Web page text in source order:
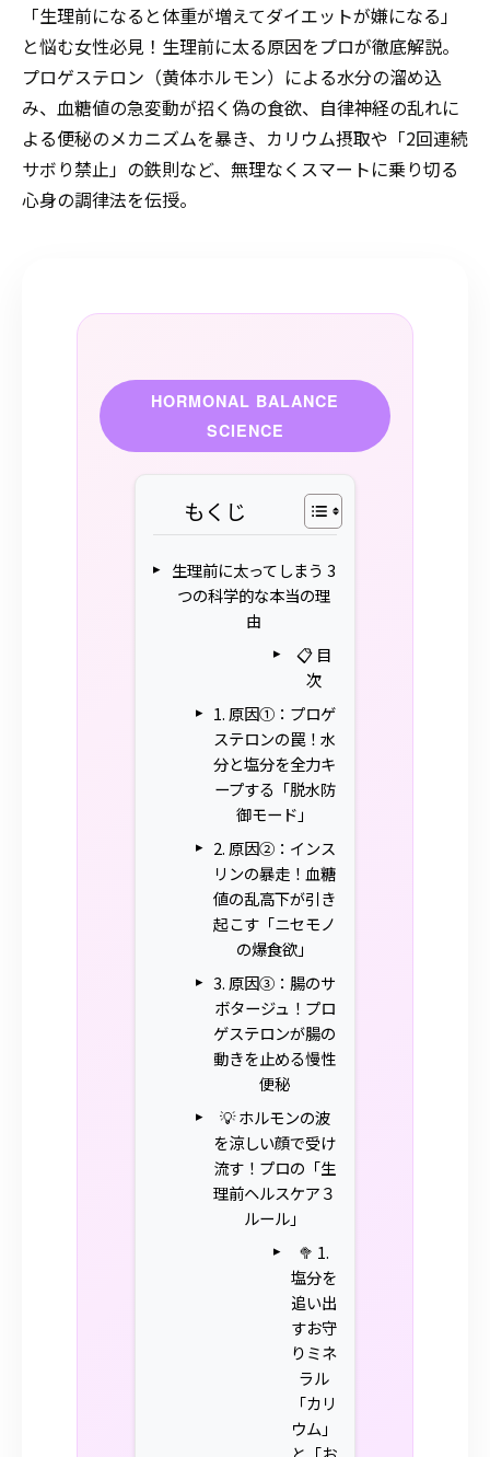
「生理前になると体重が増えてダイエットが嫌になる」
と悩む女性必見！生理前に太る原因をプロが徹底解説。
プロゲステロン（黄体ホルモン）による水分の溜め込
み、血糖値の急変動が招く偽の食欲、自律神経の乱れに
よる便秘のメカニズムを暴き、カリウム摂取や「2回連続
サボり禁止」の鉄則など、無理なくスマートに乗り切る
心身の調律法を伝授。
HORMONAL BALANCE
SCIENCE
もくじ
生理前に太ってしまう 3
つの科学的な本当の理
由
📋 目
次
1. 原因①：プロゲ
ステロンの罠！水
分と塩分を全力キ
ープする「脱水防
御モード」
2. 原因②：インス
リンの暴走！血糖
値の乱高下が引き
起こす「ニセモノ
の爆食欲」
3. 原因③：腸のサ
ボタージュ！プロ
ゲステロンが腸の
動きを止める慢性
便秘
💡 ホルモンの波
を涼しい顔で受け
流す！プロの「生
理前ヘルスケア３
ルール」
🥦 1.
塩分を
追い出
すお守
りミネ
ラル
「カリ
ウム」